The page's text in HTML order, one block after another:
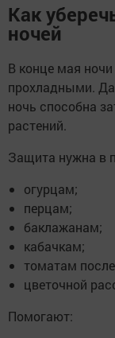
Как
ночей
В конце мая
прохладными.
ночь способна
растений.
Защита нужна в
огурцам;
перцам;
баклажанам;
кабачкам;
томатам
цветочной
Помогают: